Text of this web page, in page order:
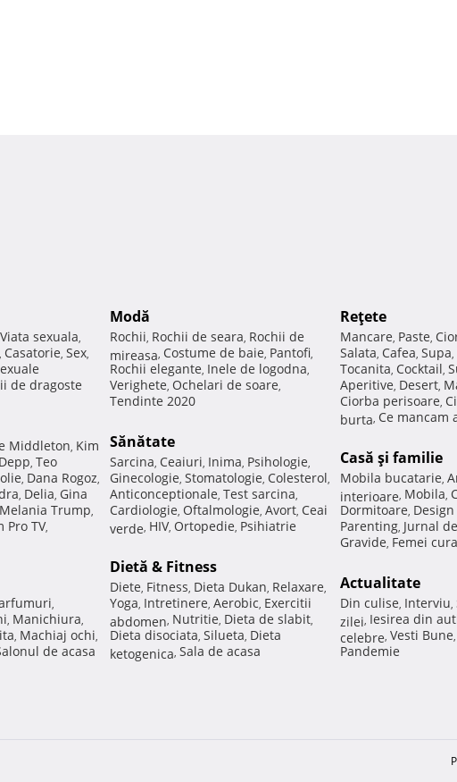
Viata sexuala,
, Casatorie, Sex,
de dragoste
Middleton, Kim
, Teo
, Dana Rogoz,
, Delia, Gina
Melania Trump,
Pro TV,
,
, Manichiura,
, Machiaj ochi,
de acasa
Modă
Rochii, Rochii de seara, Rochii de
mireasa, Costume de baie, Pantofi,
Rochii elegante, Inele de logodna,
Verighete, Ochelari de soare,
Tendinte 2020
Sănătate
Sarcina, Ceaiuri, Inima, Psihologie,
Ginecologie, Stomatologie, Colesterol,
Anticonceptionale, Test sarcina,
Cardiologie, Oftalmologie, Avort, Ceai
verde, HIV, Ortopedie, Psihiatrie
Dietă & Fitness
Diete, Fitness, Dieta Dukan, Relaxare,
Yoga, Intretinere, Aerobic, Exercitii
abdomen, Nutritie, Dieta de slabit,
Dieta disociata, Silueta, Dieta
ketogenica, Sala de acasa
Reţete
Mancare, Paste,
Salata, Cafea, Supa,
Tocanita, Cocktail,
Aperitive, Desert,
Ciorba perisoare,
burta, Ce mancam
Casă şi familie
Mobila bucatarie,
interioare, Mobila,
Dormitoare,
Parenting, Jurnal
Gravide, Femei
Actualitate
Din culise, Interviu,
zilei, Iesirea din
celebre, Vesti Bune,
Pandemie